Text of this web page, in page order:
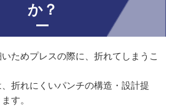
か？
ためプレスの際に、折れてしまうこ
折れにくいパンチの構造・設計提
す。